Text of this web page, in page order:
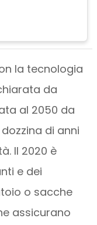
la tecnologia
da
al 2050 da
di anni
Il 2020 è
e dei
o sacche
assicurano